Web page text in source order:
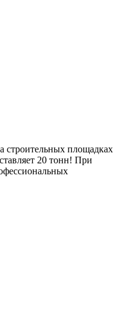
строительных площадках
20 тонн! При